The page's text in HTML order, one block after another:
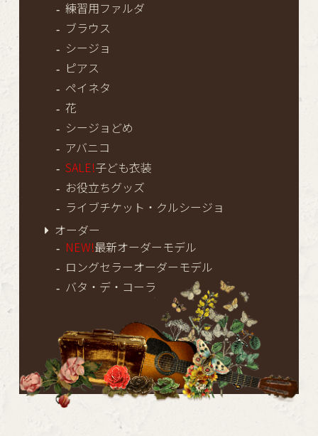
練習用ファルダ
ブラウス
シージョ
ピアス
ペイネタ
花
シージョどめ
アバニコ
SALE!子ども衣装
お役立ちグッズ
ライブチケット・クルシージョ
オーダー
NEW!最新オーダーモデル
ロングセラーオーダーモデル
バタ・デ・コーラ